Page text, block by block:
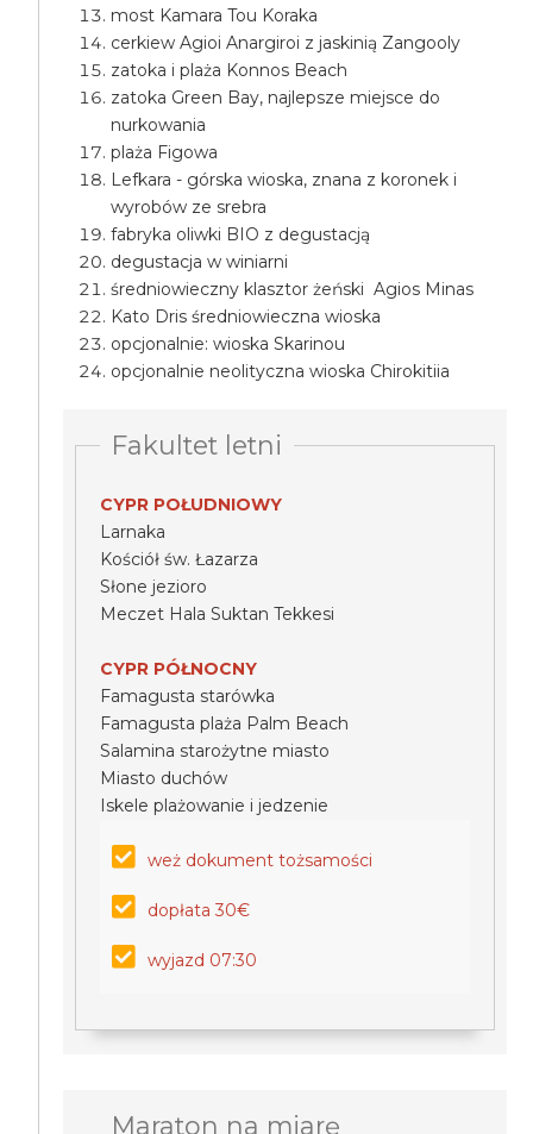
most Kamara Tou Koraka
cerkiew Agioi Anargiroi z jaskinią Zangooly
zatoka i plaża Konnos Beach
zatoka Green Bay, najlepsze miejsce do
nurkowania
plaża Figowa
Lefkara - górska wioska, znana z koronek i
wyrobów ze srebra
fabryka oliwki BIO z degustacją
degustacja w winiarni
średniowieczny klasztor żeński Agios Minas
Kato Dris średniowieczna wioska
opcjonalnie: wioska Skarinou
opcjonalnie neolityczna wioska Chirokitiia
Fakultet letni
CYPR POŁUDNIOWY
Larnaka
Kościół św. Łazarza
Słone jezioro
Meczet Hala Suktan Tekkesi
CYPR PÓŁNOCNY
Famagusta starówka
Famagusta plaża Palm Beach
Salamina starożytne miasto
Miasto duchów
Iskele plażowanie i jedzenie
weż dokument tożsamości
dopłata 30€
wyjazd 07:30
Maraton na miarę